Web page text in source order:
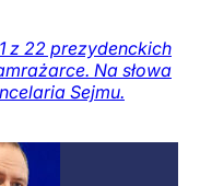
z 22 prezydenckich
Na słowa
Sejmu.